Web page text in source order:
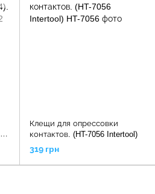
Клещи для опрессовки
контактов. (HT-7056 Intertool)
319 грн